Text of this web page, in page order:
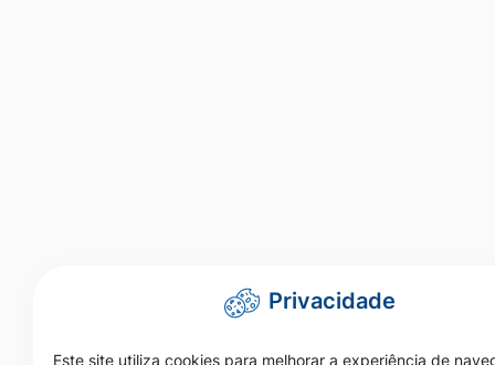
Privacidade
Este site utiliza cookies para melhorar a experiência de